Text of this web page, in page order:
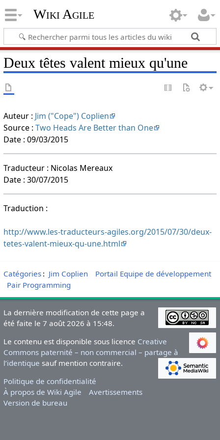
Wiki Agile
Deux têtes valent mieux qu'une
Auteur : Jim ("Cope") Coplien
Source : Two Heads Are Better than One
Date : 09/03/2015
Traducteur : Nicolas Mereaux
Date : 30/07/2015
Traduction :
http://www.les-traducteurs-agiles.org/2015/07/30/deux-
tetes-valent-mieux-qu-une.html
Catégories: Jim Coplien
Portail Equipe de développement
Pair Programming
La dernière modification de cette page a
été faite le 7 août 2026 à 15:48.
Le contenu est disponible sous licence Creative
Commons paternité – non commercial – partage à
l’identique sauf mention contraire.
Politique de confidentialité
À propos de Wiki Agile
Avertissements
Version de bureau